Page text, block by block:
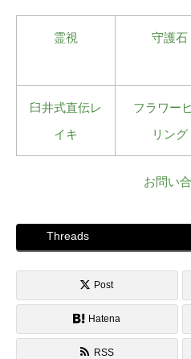
霊視 守護石
臼井式直伝レ
イキ
フラワー
リング
お問い
Threads
Post
Hatena
RSS